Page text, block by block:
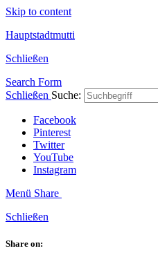
Skip to content
Hauptstadtmutti
Schließen
Search Form
Schließen Suche:
Facebook
Pinterest
Twitter
YouTube
Instagram
Menü Share
Schließen
Share on: